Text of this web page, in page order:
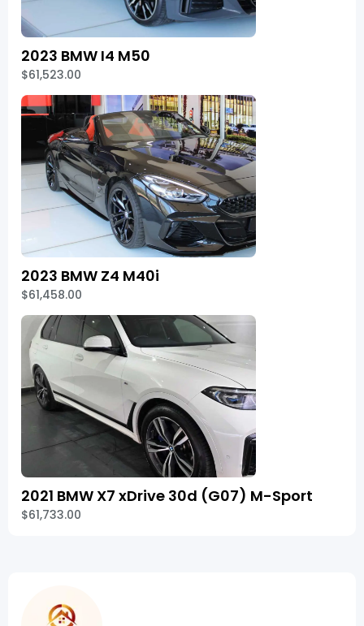
2023 BMW I4 M50
$61,523.00
2023 BMW Z4 M40i
$61,458.00
2021 BMW X7 xDrive 30d (G07) M-Sport
$61,733.00